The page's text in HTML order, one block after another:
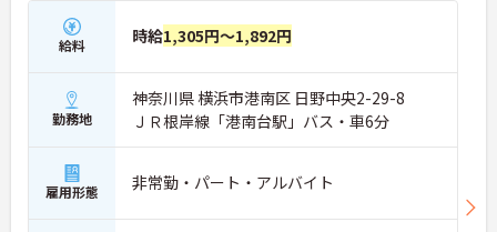
給料 時給1,305円～1,892円
勤務地
神奈川県 横浜市港南区 日野中央2-29-8
ＪＲ根岸線「港南台駅」バス・車6分
雇用形態 非常勤・パート・アルバイト